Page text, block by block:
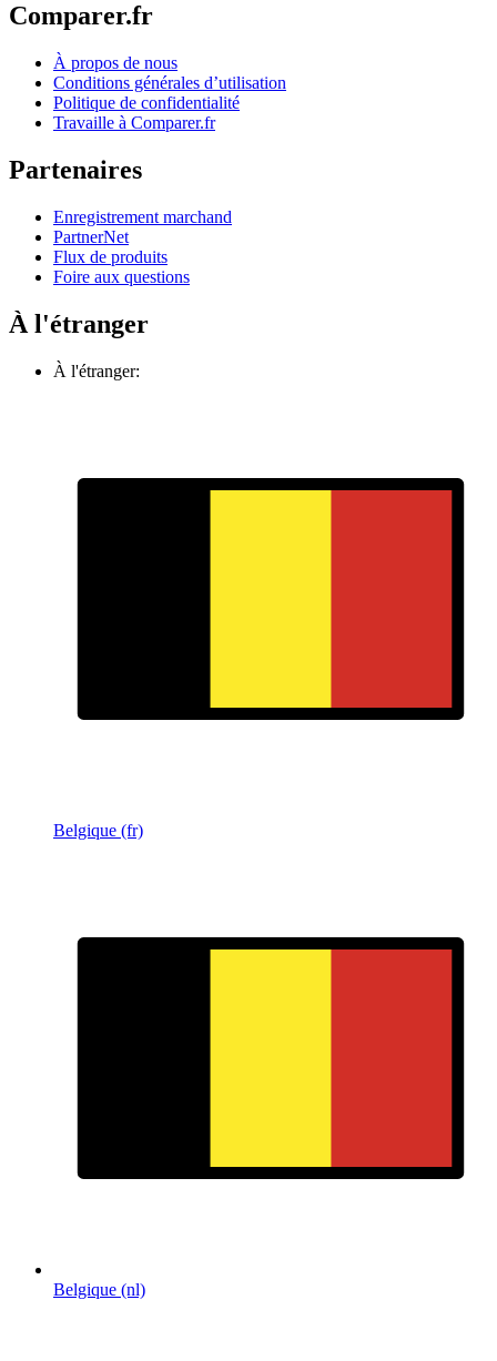
Comparer.fr
À propos de nous
Conditions générales d’utilisation
Politique de confidentialité
Travaille à Comparer.fr
Partenaires
Enregistrement marchand
PartnerNet
Flux de produits
Foire aux questions
À l'étranger
À l'étranger:
Belgique (fr)
Belgique (nl)